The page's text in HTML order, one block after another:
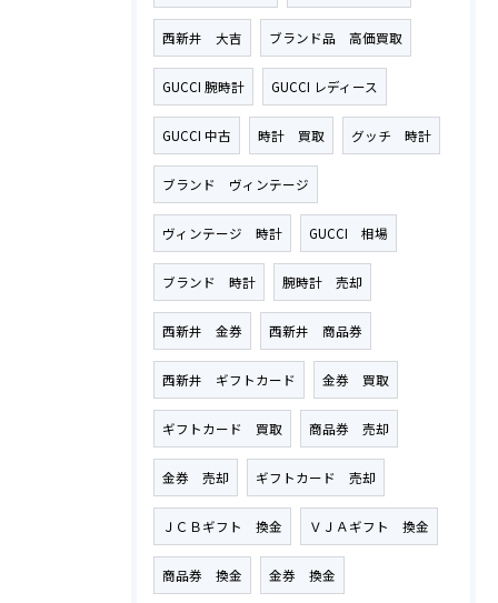
西新井 大吉 ブランド品 高価買取
GUCCI 腕時計 GUCCI レディース
GUCCI 中古 時計 買取 グッチ 時計
ブランド ヴィンテージ
ヴィンテージ 時計 GUCCI 相場
ブランド 時計 腕時計 売却
西新井 金券 西新井 商品券
西新井 ギフトカード 金券 買取
ギフトカード 買取 商品券 売却
金券 売却 ギフトカード 売却
ＪＣＢギフト 換金 ＶＪＡギフト 換金
商品券 換金 金券 換金